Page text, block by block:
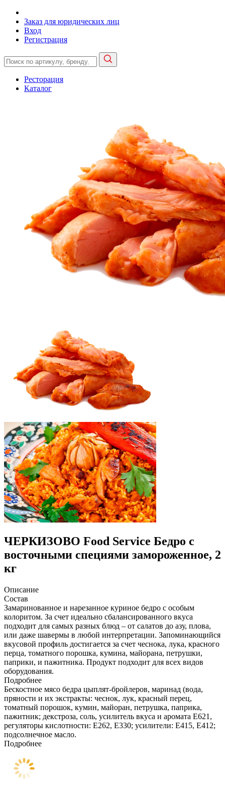
Заказ для юридических лиц
Вход
Регистрация
Ресторация
Каталог
ЧЕРКИЗОВО Food Service Бедро с
восточными специями замороженное, 2
кг
Описание
Состав
Замаринованное и нарезанное куриное бедро с особым
колоритом. За счет идеально сбалансированного вкуса
подходит для самых разных блюд – от салатов до азу, плова,
или даже шавермы в любой интерпретации. Запоминающийся
вкусовой профиль достигается за счет чеснока, лука, красного
перца, томатного порошка, кумина, майорана, петрушки,
паприки, и пажитника. Продукт подходит для всех видов
оборудования.
Подробнее
Бескостное мясо бедра цыплят-бройлеров, маринад (вода,
пряности и их экстракты: чеснок, лук, красный перец,
томатный порошок, кумин, майоран, петрушка, паприка,
пажитник; декстроза, соль, усилитель вкуса и аромата Е621,
регуляторы кислотности: Е262, Е330; усилители: Е415, Е412;
подсолнечное масло.
Подробнее